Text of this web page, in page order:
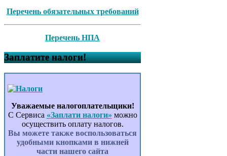
Перечень обязательных требований
Перечень НПА
Заплатите налоги!
Уважаемые налогоплательщики!
С Сервиса «Заплати налоги» можно
осуществить оплату налогов.
Вы можете также воспользоваться
удобными кнопками в нижней
части нашего сайта